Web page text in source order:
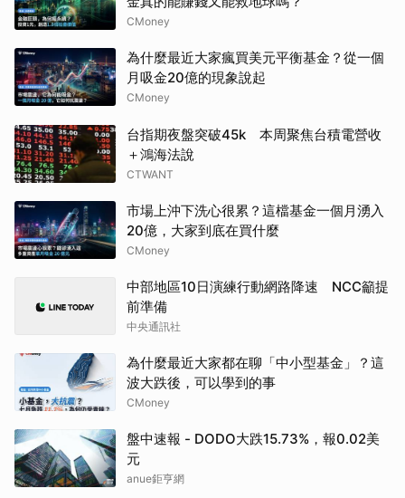
CMoney
為什麼最近大家瘋買美元平衡基金？從一個
月吸金20億的現象說起
CMoney
台指期夜盤突破45k 本周聚焦台積電營收
＋鴻海法說
CTWANT
市場上沖下洗心很累？這檔基金一個月湧入
20億，大家到底在買什麼
CMoney
中部地區10日演練行動網路降速 NCC籲提
前準備
中央通訊社
為什麼最近大家都在聊「中小型基金」？這
波大跌後，可以學到的事
CMoney
盤中速報 - DODO大跌15.73%，報0.02美
元
anue鉅亨網